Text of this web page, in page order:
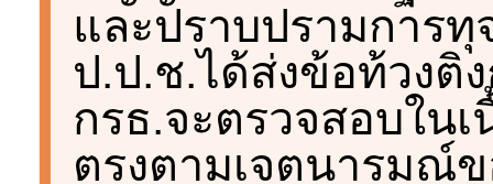
และปราบปรามการ
ป.ป.ช.ได้ส่งข้อท้วงติ
กรธ.จะตรวจสอบใน
ตรงตามเจตนารมณ์